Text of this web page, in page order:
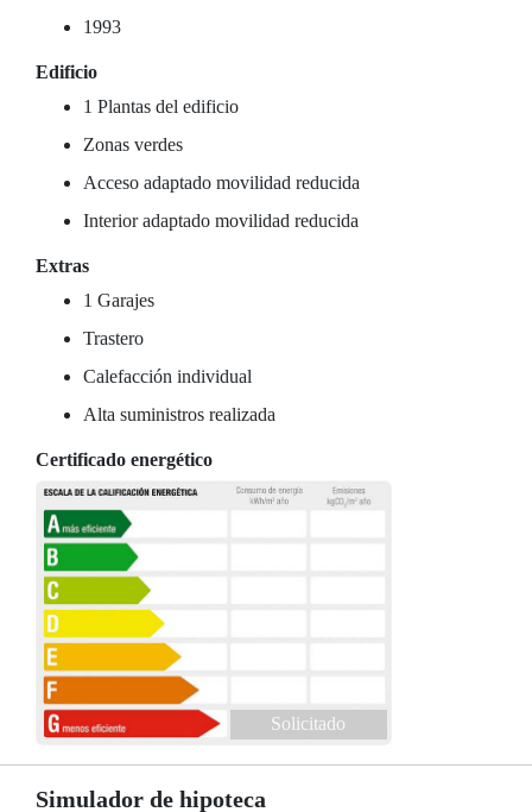
1993
Edificio
1 Plantas del edificio
Zonas verdes
Acceso adaptado movilidad reducida
Interior adaptado movilidad reducida
Extras
1 Garajes
Trastero
Calefacción individual
Alta suministros realizada
Certificado energético
Solicitado
Simulador de hipoteca